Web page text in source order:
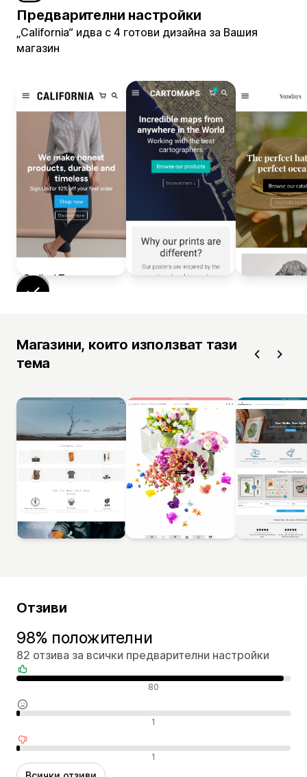
Предварителни настройки
„California“ идва с 4 готови дизайна за Вашия
магазин
Магазини, които използват тази
тема
Отзиви
98% положителни
82 отзива за всички предварителни настройки
Положителни отзиви 80
Неутрални отзиви 1
Отрицателни отзиви 1